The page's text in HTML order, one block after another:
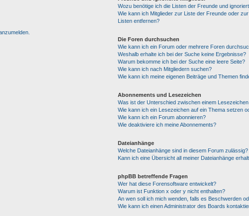
Wozu benötige ich die Listen der Freunde und
Wie kann ich Mitglieder zur Liste der Freunde oder
Listen entfernen?
Die Foren durchsuchen
Wie kann ich ein Forum oder mehrere Foren
Weshalb erhalte ich bei der Suche keine Ergebnisse?
Warum bekomme ich bei der Suche eine leere Seite?
Wie kann ich nach Mitgliedern suchen?
Wie kann ich meine eigenen Beiträge und Themen
Abonnements und Lesezeichen
Was ist der Unterschied zwischen einem
Wie kann ich ein Lesezeichen auf ein Thema setzen
Wie kann ich ein Forum abonnieren?
Wie deaktiviere ich meine Abonnements?
Dateianhänge
Welche Dateianhänge sind in diesem Forum zulässig?
Kann ich eine Übersicht all meiner Dateianhänge
phpBB betreffende Fragen
Wer hat diese Forensoftware entwickelt?
Warum ist Funktion x oder y nicht enthalten?
An wen soll ich mich wenden, falls es Beschwerden
Wie kann ich einen Administrator des Boards